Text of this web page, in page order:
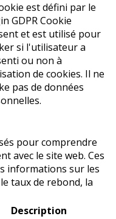
est défini par le
GDPR Cookie
et est utilisé pour
si l'utilisateur a
ou non à
de cookies. Il ne
pas de données
pour comprendre
avec le site web. Ces
informations sur les
taux de rebond, la
Description